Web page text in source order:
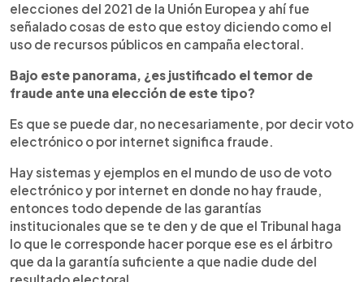
elecciones del 2021 de la Unión Europea y ahí fue
señalado cosas de esto que estoy diciendo como el
uso de recursos públicos en campaña electoral.
Bajo este panorama, ¿es justificado el temor de
fraude ante una elección de este tipo?
Es que se puede dar, no necesariamente, por decir voto
electrónico o por internet significa fraude.
Hay sistemas y ejemplos en el mundo de uso de voto
electrónico y por internet en donde no hay fraude,
entonces todo depende de las garantías
institucionales que se te den y de que el Tribunal haga
lo que le corresponde hacer porque ese es el árbitro
que da la garantía suficiente a que nadie dude del